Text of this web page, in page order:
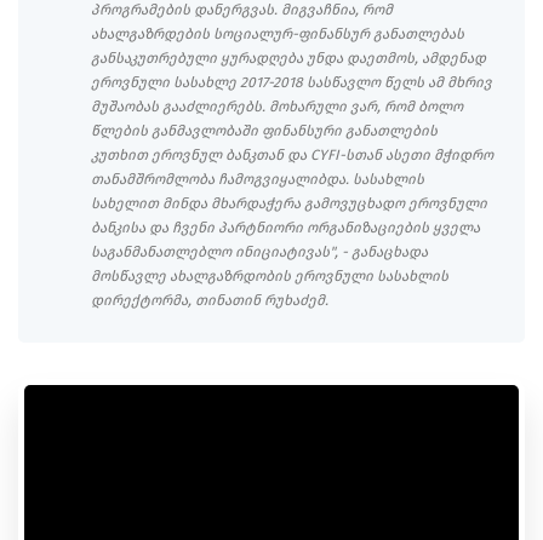
პროგრამების დანერგვას. მიგვაჩნია, რომ
ახალგაზრდების სოციალურ-ფინანსურ განათლებას
განსაკუთრებული ყურადღება უნდა დაეთმოს, ამდენად
ეროვნული სასახლე 2017-2018 სასწავლო წელს ამ მხრივ
მუშაობას გააძლიერებს. მოხარული ვარ, რომ ბოლო
წლების განმავლობაში ფინანსური განათლების
კუთხით ეროვნულ ბანკთან და CYFI-სთან ასეთი მჭიდრო
თანამშრომლობა ჩამოგვიყალიბდა. სასახლის
სახელით მინდა მხარდაჭერა გამოვუცხადო ეროვნული
ბანკისა და ჩვენი პარტნიორი ორგანიზაციების ყველა
საგანმანათლებლო ინიციატივას", - განაცხადა
მოსწავლე ახალგაზრდობის ეროვნული სასახლის
დირექტორმა, თინათინ რუხაძემ.